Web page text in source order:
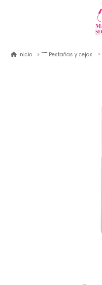
Inicio Pestañas y cejas